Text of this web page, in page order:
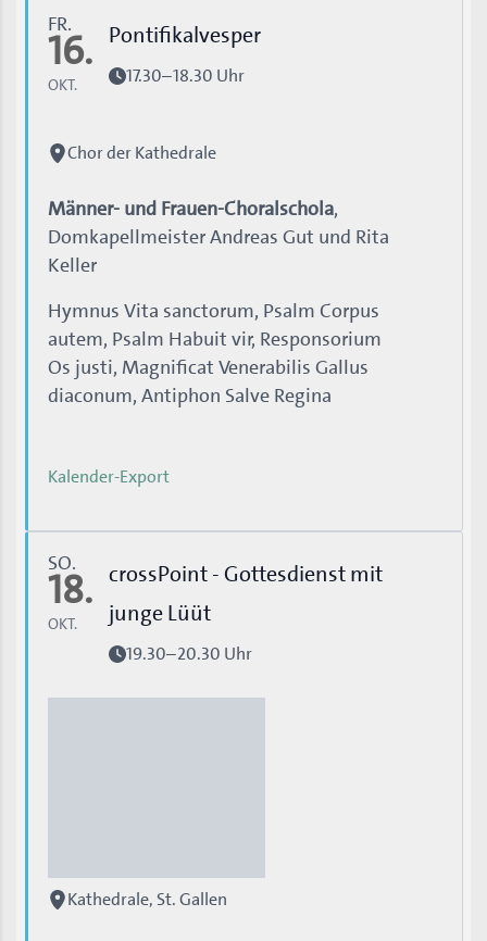
FR.
16.
OKT.
Pontifikalvesper
17.30–18.30 Uhr
Chor der Kathedrale
Männer- und Frauen-Choralschola,
Domkapellmeister Andreas Gut und Rita
Keller
Hymnus Vita sanctorum, Psalm Corpus
autem, Psalm Habuit vir, Responsorium
Os justi, Magnificat Venerabilis Gallus
diaconum, Antiphon Salve Regina
Kalender-Export
SO.
18.
OKT.
crossPoint - Gottesdienst mit
junge Lüüt
19.30–20.30 Uhr
Kathedrale, St. Gallen